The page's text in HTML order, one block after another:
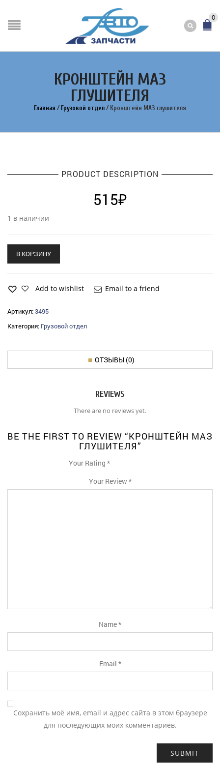
0
КРОНШТЕЙН МАЗ
ГЛУШИТЕЛЯ
Главная / Грузовой отдел / Кронштейн МАЗ глушителя
PRODUCT DESCRIPTION
515₽
1 в наличии
В КОРЗИНУ
Add to wishlist Email to a friend
Артикул:3495
Категория: Грузовой отдел
ОТЗЫВЫ (0)
REVIEWS
There are no reviews yet.
BE THE FIRST TO REVIEW “КРОНШТЕЙН МАЗ
ГЛУШИТЕЛЯ”
Your Rating *
1 4
Your Review *
Name*
Email *
Сохранить моё имя, email и адрес сайта в этом браузере
для последующих моих комментариев.